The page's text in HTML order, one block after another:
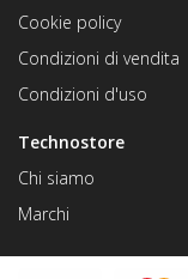
Technostore
Chi siamo
Marchi
Cookie policy
Condizioni di vendita
Condizioni d'uso